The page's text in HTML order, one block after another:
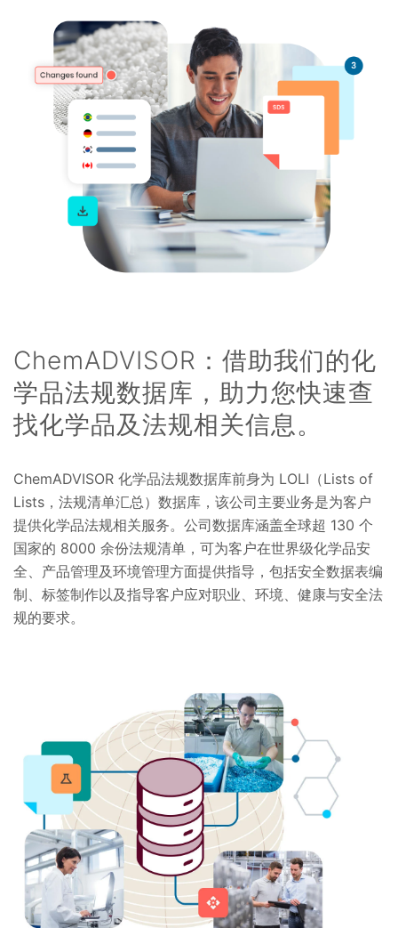
ChemADVISOR：借助我们的化
学品法规数据库，助力您快速查
找化学品及法规相关信息。
ChemADVISOR 化学品法规数据库前身为 LOLI（Lists of
Lists，法规清单汇总）数据库，该公司主要业务是为客户
提供化学品法规相关服务。公司数据库涵盖全球超 130 个
国家的 8000 余份法规清单，可为客户在世界级化学品安
全、产品管理及环境管理方面提供指导，包括安全数据表编
制、标签制作以及指导客户应对职业、环境、健康与安全法
规的要求。